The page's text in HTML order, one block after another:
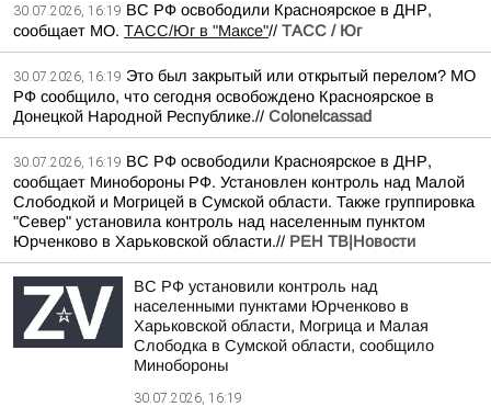
30.07.2026, 16:19 ВС РФ освободили Красноярское в ДНР,
сообщает МО. ТАСС/Юг в "Максе"// ТАСС / Юг
30.07.2026, 16:19 Это был закрытый или открытый перелом? МО
РФ сообщило, что сегодня освобождено Красноярское в
Донецкой Народной Республике.// Colonelcassad
30.07.2026, 16:19 ВС РФ освободили Красноярское в ДНР,
сообщает Минобороны РФ. Установлен контроль над Малой
Слободкой и Могрицей в Сумской области. Также группировка
"Север" установила контроль над населенным пунктом
Юрченково в Харьковской области.// РЕН ТВ|Новости
ВС РФ установили контроль над
населенными пунктами Юрченково в
Харьковской области, Могрица и Малая
Слободка в Сумской области, сообщило
Минобороны
30.07.2026, 16:19